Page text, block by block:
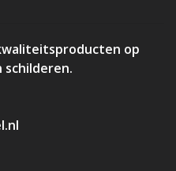
op